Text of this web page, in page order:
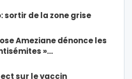
sortir de la zone grise
Ameziane dénonce les
»…
sur le vaccin